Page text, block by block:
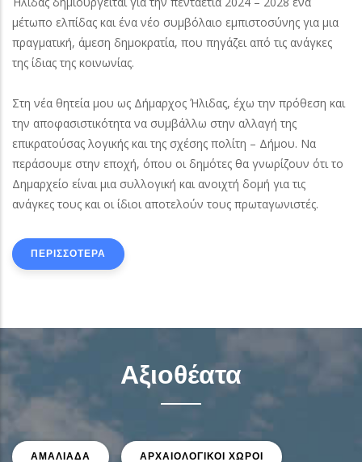
μέτωπο ελπίδας και ένα νέο συμβόλαιο εμπιστοσύνης για μια
πραγματική, άμεση δημοκρατία, που πηγάζει από τις ανάγκες
της ίδιας της κοινωνίας.
Στη νέα θητεία μου ως Δήμαρχος Ήλιδας, έχω την πρόθεση και
την αποφασιστικότητα να συμβάλλω στην αλλαγή της
επικρατούσας λογικής και της σχέσης πολίτη – Δήμου. Να
περάσουμε στην εποχή, όπου οι δημότες θα γνωρίζουν ότι το
Δημαρχείο είναι μια συλλογική και ανοιχτή δομή για τις
ανάγκες τους και οι ίδιοι αποτελούν τους πρωταγωνιστές.
ΠΕΡΙΣΣΟΤΕΡΑ
Αξιοθέατα
ΑΜΑΛΙΑΔΑ ΑΡΧΑΙΟΛΟΓΙΚΟΙ ΧΩΡΟΙ